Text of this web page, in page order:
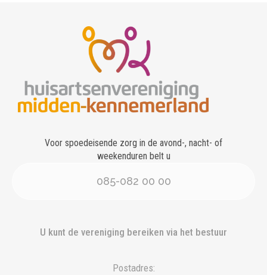
Voor spoedeisende zorg in de avond-, nacht- of
weekenduren belt u
085-082 00 00
U kunt de vereniging bereiken via het bestuur
Postadres: